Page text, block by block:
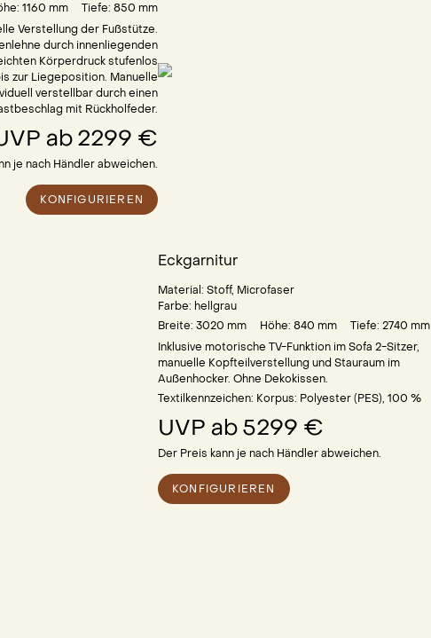
1160 mm Tiefe: 850 mm
Verstellung der Fußstütze.
durch innenliegenden
Körperdruck stufenlos
zur Liegeposition. Manuelle
verstellbar durch einen
mit Rückholfeder.
ab2299 €
je nach Händler abweichen.
KONFIGURIEREN
Eckgarnitur
Material: Stoff, Microfaser
Farbe: hellgrau
Breite: 3020 mm Höhe: 840 mm Tiefe: 2740 mm
Inklusive motorische TV-Funktion im Sofa 2-Sitzer,
manuelle Kopfteilverstellung und Stauraum im
Außenhocker. Ohne Dekokissen.
Textilkennzeichen: Korpus: Polyester (PES), 100 %
UVP ab5299 €
Der Preis kann je nach Händler abweichen.
KONFIGURIEREN